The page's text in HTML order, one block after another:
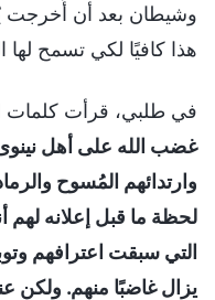
وشيطان بعد أن أُخرجت
هذا كافيًا لكي تسمح لها
في طلبي، قرأت كلمات
غضب الله على أهل
وارتدائهم المُسوح
لحظة ما قبل إعلانه لهم
التي سبقت اعترافهم
يزال غاضبًا منهم. ولكن